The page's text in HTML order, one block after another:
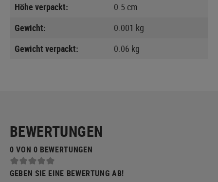
Höhe verpackt:
0.5 cm
Gewicht:
0.001 kg
Gewicht verpackt:
0.06 kg
BEWERTUNGEN
0 VON 0 BEWERTUNGEN
GEBEN SIE EINE BEWERTUNG AB!